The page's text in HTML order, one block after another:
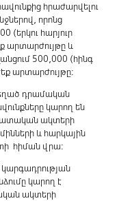
հրաժարվելու
որոնց
(երկու հարյուր
արտարժույթը և
500,000 (հինգ
արտարժույթը:
դրամական
կարող են
ակտերի
և հարկային
հիման վրա:
կարող է
ակտերի